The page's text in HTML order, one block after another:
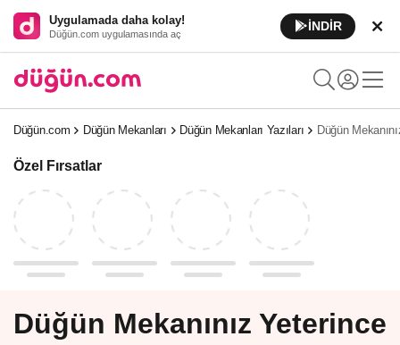
Uygulamada daha kolay!
Düğün.com uygulamasında aç
İNDİR
Düğün.com Düğün Mekanları Düğün Mekanları Yazıları Düğün
Özel Fırsatlar
Düğün Mekanınız Yeterince